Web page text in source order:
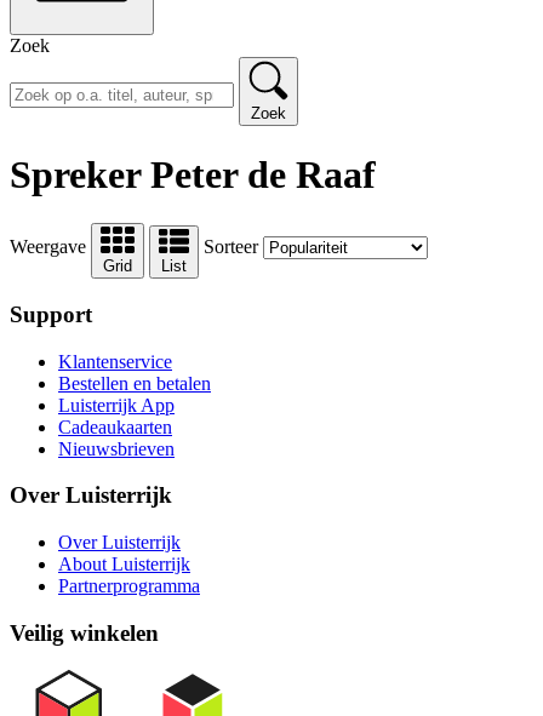
Zoek
Zoek
Spreker Peter de Raaf
Weergave
Grid List
Sorteer
Support
Klantenservice
Bestellen en betalen
Luisterrijk App
Cadeaukaarten
Nieuwsbrieven
Over Luisterrijk
Over Luisterrijk
About Luisterrijk
Partnerprogramma
Veilig winkelen